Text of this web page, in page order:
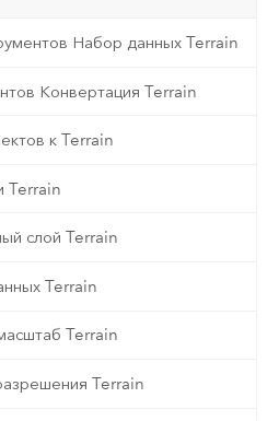
Набор данных Terrain
Конвертация Terrain
к Terrain
Terrain
слой Terrain
Terrain
Terrain
Terrain